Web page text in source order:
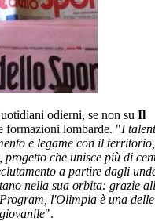
odierni, se non su Il
formazioni lombarde. "I
e legame con il
che unisce più di
a partire dagli
nella sua orbita: grazie
l'Olimpia è una delle
".